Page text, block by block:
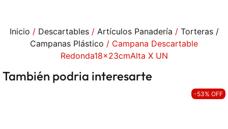
Inicio / Descartables/ Artículos Panadería / Torteras /
Campanas Plástico / Campana Descartable
Redonda18x23cmAlta X UN
También podria interesarte
-53% OFF